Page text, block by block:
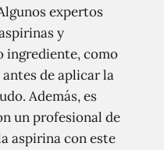
expertos
y
ingrediente, como
de aplicar la
Además, es
un profesional de
aspirina con este